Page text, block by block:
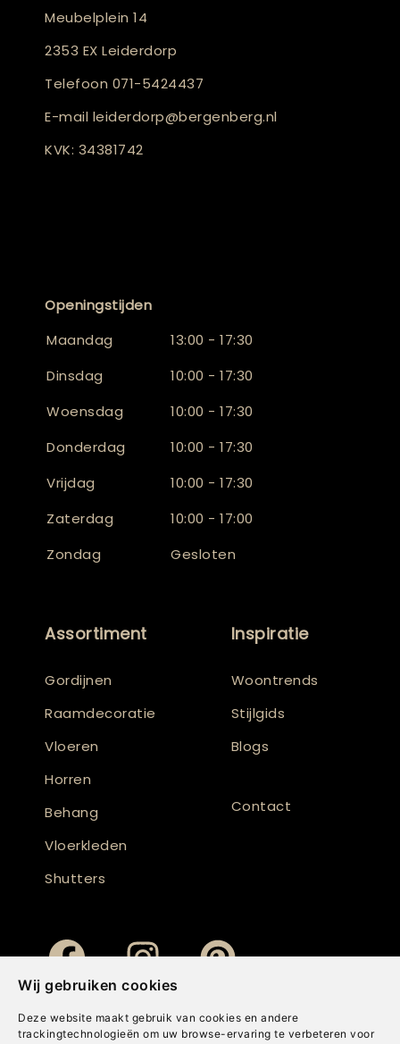
Wij gebruiken cookies
Deze website maakt gebruik van cookies en andere
trackingtechnologieën om uw browse-ervaring te verbeteren voor
Meubelplein 14
2353 EX Leiderdorp
Telefoon 071-5424437
E-mail leiderdorp@bergenberg.nl
KVK: 34381742
Openingstijden
Maandag
13:00 - 17:30
Dinsdag
10:00 - 17:30
Woensdag
10:00 - 17:30
Donderdag
10:00 - 17:30
Vrijdag
10:00 - 17:30
Zaterdag
10:00 - 17:00
Zondag
Gesloten
Assortiment
Gordijnen
Raamdecoratie
Vloeren
Horren
Behang
Vloerkleden
Shutters
Inspiratie
Woontrends
Stijlgids
Blogs
Contact